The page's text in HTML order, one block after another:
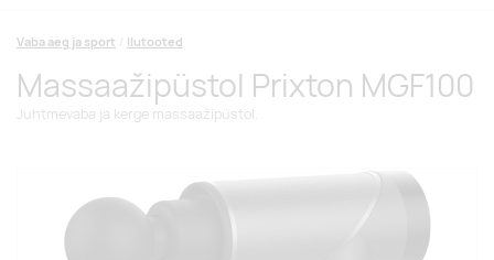
Vaba aeg ja sport Ilutooted
Massaažipüstol Prixton MGF100
Juhtmevaba ja kerge massaažipüstol.